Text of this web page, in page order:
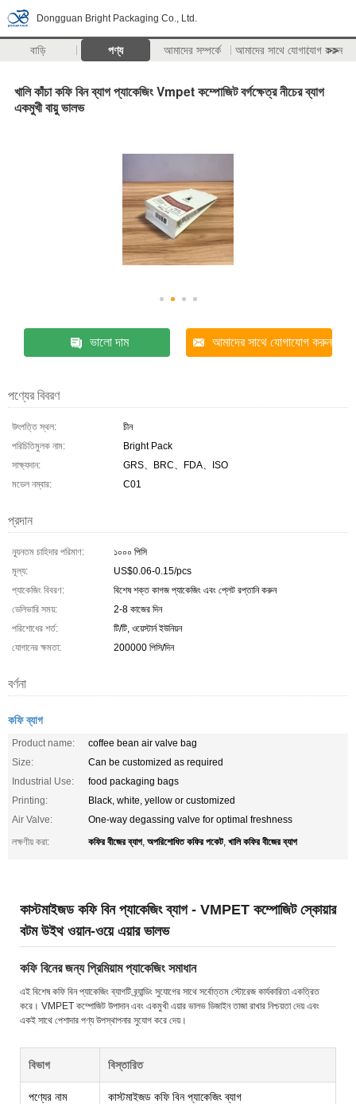
Dongguan Bright Packaging Co., Ltd.
বাড়ি পণ্য আমাদের সম্পর্কে আমাদের সাথে যোগাযোগ করুন
>>
খালি কাঁচা কফি বিন ব্যাগ প্যাকেজিং Vmpet কম্পোজিট বর্গক্ষেত্র নীচের ব্যাগ
একমুখী বায়ু ভালভ
ভালো দাম আমাদের সাথে যোগাযোগ করুন
পণ্যের বিবরণ
উৎপত্তি স্থল:
চীন
পরিচিতিমুলক নাম:
Bright Pack
সাক্ষ্যদান:
GRS、BRC、FDA、ISO
মডেল নম্বার:
C01
প্রদান
ন্যূনতম চাহিদার পরিমাণ:
১০০০ পিসি
মূল্য:
US$0.06-0.15/pcs
প্যাকেজিং বিবরণ:
বিশেষ শক্ত কাগজ প্যাকেজিং এবং প্লেট রপ্তানি করুন
ডেলিভারি সময়:
2-8 কাজের দিন
পরিশোধের শর্ত:
টি/টি, ওয়েস্টার্ন ইউনিয়ন
যোগানের ক্ষমতা:
200000 পিসি/দিন
বর্ণনা
কফি ব্যাগ
Product name:
coffee bean air valve bag
Size:
Can be customized as required
Industrial Use:
food packaging bags
Printing:
Black, white, yellow or customized
Air Valve:
One-way degassing valve for optimal freshness
লক্ষণীয় করা:
কফির বীজের ব্যাগ, অপরিশোধিত কফির পকেট, খালি কফির বীজের ব্যাগ
কাস্টমাইজড কফি বিন প্যাকেজিং ব্যাগ - VMPET কম্পোজিট স্কোয়ার
বটম উইথ ওয়ান-ওয়ে এয়ার ভালভ
কফি বিনের জন্য প্রিমিয়াম প্যাকেজিং সমাধান
এই বিশেষ কফি বিন প্যাকেজিং ব্যাগটি ব্র্যান্ডিং সুযোগের সাথে সর্বোত্তম স্টোরেজ কার্যকারিতা একত্রিত
করে। VMPET কম্পোজিট উপাদান এবং একমুখী এয়ার ভালভ ডিজাইন তাজা রাখার নিশ্চয়তা দেয় এবং
একই সাথে পেশাদার পণ্য উপস্থাপনার সুযোগ করে দেয়।
বিভাগ বিস্তারিত
পণ্যের নাম কাস্টমাইজড কফি বিন প্যাকেজিং ব্যাগ